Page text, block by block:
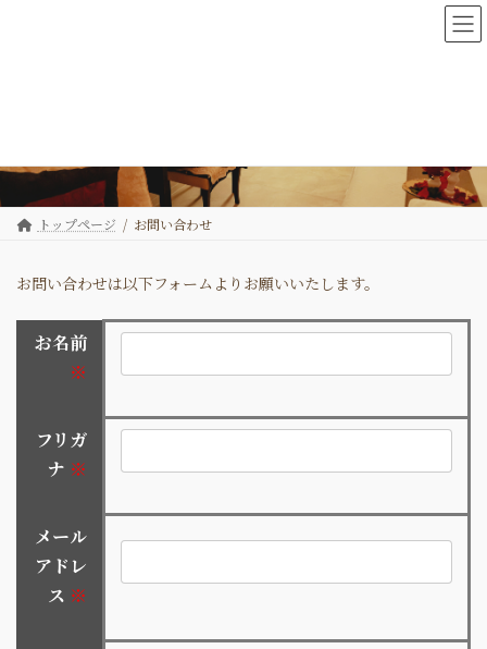
キ
プ
に
動
トップページ お問い合わせ
お問い合わせは以下フォームよりお願いいたします。
お名前
※
フリガ
ナ ※
メール
アドレ
ス ※